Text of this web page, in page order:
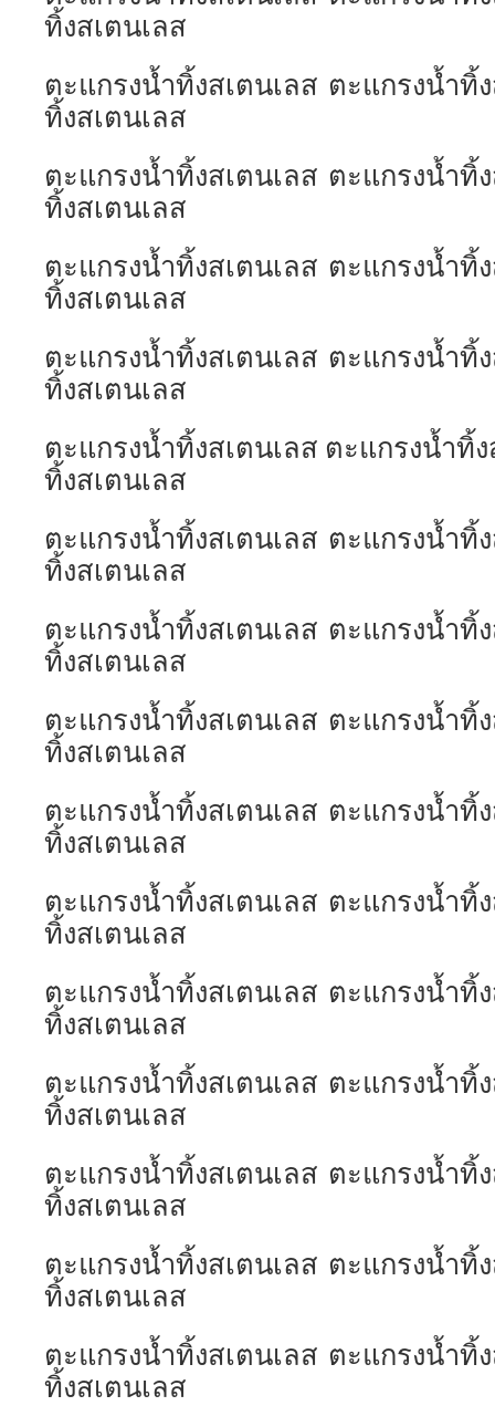
ทิ้งสเตนเลส
ตะแกรงน้ำทิ้งสเตนเลส ตะแกรงน้ำทิ้
ทิ้งสเตนเลส
ตะแกรงน้ำทิ้งสเตนเลส ตะแกรงน้ำทิ้
ทิ้งสเตนเลส
ตะแกรงน้ำทิ้งสเตนเลส ตะแกรงน้ำทิ้
ทิ้งสเตนเลส
ตะแกรงน้ำทิ้งสเตนเลส ตะแกรงน้ำทิ้
ทิ้งสเตนเลส
ตะแกรงน้ำทิ้งสเตนเลส ตะแกรงน้ำทิ้
ทิ้งสเตนเลส
ตะแกรงน้ำทิ้งสเตนเลส ตะแกรงน้ำทิ้
ทิ้งสเตนเลส
ตะแกรงน้ำทิ้งสเตนเลส ตะแกรงน้ำทิ้
ทิ้งสเตนเลส
ตะแกรงน้ำทิ้งสเตนเลส ตะแกรงน้ำทิ้
ทิ้งสเตนเลส
ตะแกรงน้ำทิ้งสเตนเลส ตะแกรงน้ำทิ้
ทิ้งสเตนเลส
ตะแกรงน้ำทิ้งสเตนเลส ตะแกรงน้ำทิ้
ทิ้งสเตนเลส
ตะแกรงน้ำทิ้งสเตนเลส ตะแกรงน้ำทิ้
ทิ้งสเตนเลส
ตะแกรงน้ำทิ้งสเตนเลส ตะแกรงน้ำทิ้
ทิ้งสเตนเลส
ตะแกรงน้ำทิ้งสเตนเลส ตะแกรงน้ำทิ้
ทิ้งสเตนเลส
ตะแกรงน้ำทิ้งสเตนเลส ตะแกรงน้ำทิ้
ทิ้งสเตนเลส
ตะแกรงน้ำทิ้งสเตนเลส ตะแกรงน้ำทิ้
ทิ้งสเตนเลส